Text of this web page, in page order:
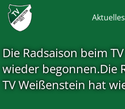
Aktuelles
Die Radsaison beim
wieder begonnen.Die
TV Weißenstein hat